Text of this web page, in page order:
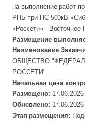
на выполнение работ
РПБ при ПС 500кВ
«Россети» - Восточное
Размещение
Наименование
ОБЩЕСТВО "
РОССЕТИ"
Начальная цена
Размещено: 17.06.2026
Обновлено: 17.06.2026
Этап размещения: